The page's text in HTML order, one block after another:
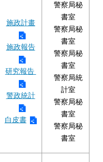
施政計畫
施政報告
研究報告
警政統計
白皮書
警察局秘
書室
警察局秘
書室
警察局秘
書室
警察局統
計室
警察局秘
書室
警察局秘
書室